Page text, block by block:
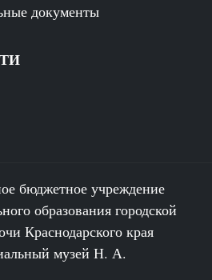
документы
бюджетное учреждение
образования городской
Краснодарского края
музей Н. А.